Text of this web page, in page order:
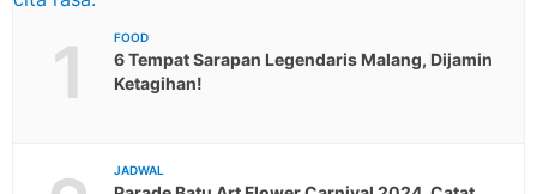
1 FOOD
6 Tempat Sarapan Legendaris Malang, Dijamin
Ketagihan!
JADWAL